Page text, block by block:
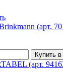
(арт.
Купить